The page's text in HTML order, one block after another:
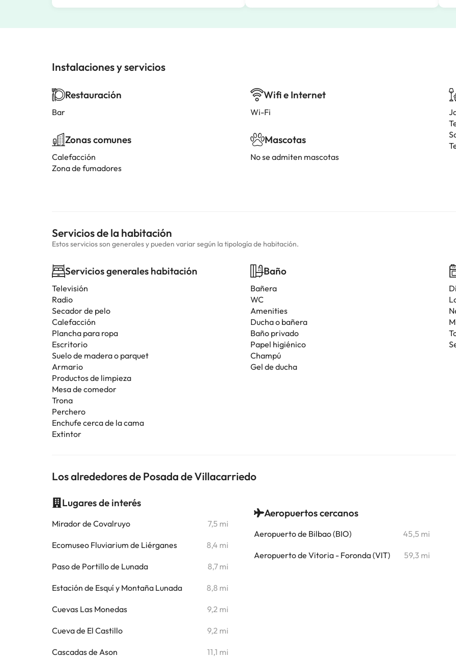
Instalaciones y servicios
Restauración
Bar
Zonas comunes
Calefacción
Zona de fumadores
Wifi e Internet
Wi-Fi
Mascotas
No se admiten mascotas
Servicios de la habitación
Estos servicios son generales y pueden variar según la tipología de habitación.
Servicios generales habitación
Televisión
Radio
Secador de pelo
Calefacción
Plancha para ropa
Escritorio
Suelo de madera o parquet
Armario
Productos de limpieza
Mesa de comedor
Trona
Perchero
Enchufe cerca de la cama
Extintor
Baño
Bañera
WC
Amenities
Ducha o bañera
Baño privado
Papel higiénico
Champú
Gel de ducha
Los alrededores de Posada de Villacarriedo
Lugares de interés
Mirador de Covalruyo 7,5 mi
Ecomuseo Fluviarium de Liérganes 8,4 mi
Paso de Portillo de Lunada 8,7 mi
Estación de Esquí y Montaña Lunada 8,8 mi
Cuevas Las Monedas 9,2 mi
Cueva de El Castillo 9,2 mi
Cascadas de Ason 11,1 mi
Aeropuertos cercanos
Aeropuerto de Bilbao (BIO) 45,5 mi
Aeropuerto de Vitoria - Foronda (VIT) 59,3 mi